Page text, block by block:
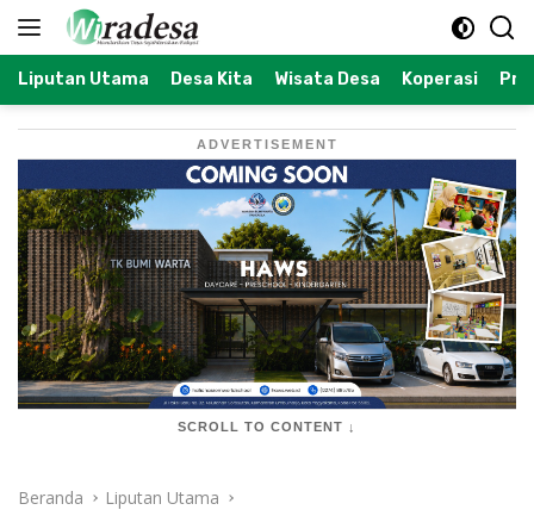
Langsung
Liputan Utama Desa Kita Wisata Desa Koperasi
ADVERTISEMENT
SCROLL TO CONTENT ↓
Beranda Liputan Utama